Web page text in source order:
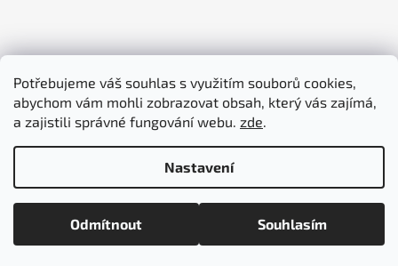
Potřebujeme váš souhlas s využitím souborů cookies,
abychom vám mohli zobrazovat obsah, který vás zajímá,
a zajistili správné fungování webu. zde.
Nastavení
Odmítnout Souhlasím
piktogramy-cedule.cz denex.cz
Vytvořil Shoptet
Copyright 2026piktogramy-cedule.cz. Všechna práva
vyhrazena.Upravit nastavení cookies